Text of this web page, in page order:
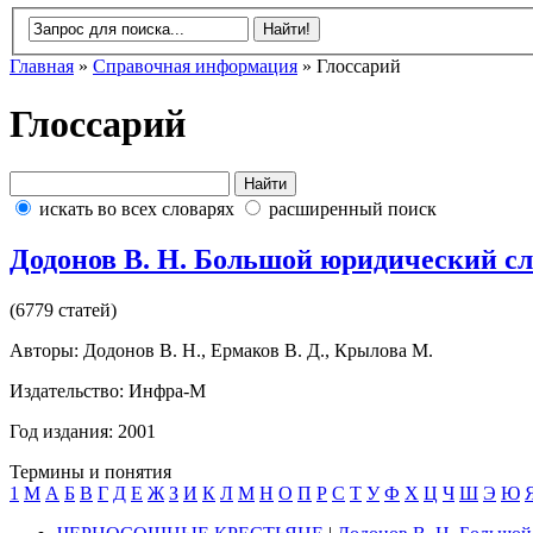
Главная » Справочная информация » Глоссарий
Глоссарий
искать во всех словарях расширенный поиск
Додонов В. Н. Большой юридический
(6779 статей)
Авторы: Додонов В. Н., Ермаков В. Д., Крылова М.
Издательство: Инфра-М
Год издания: 2001
Термины и понятия
1 M А Б В Г Д Е Ж З И К Л М Н О П Р С Т У Ф Х Ц Ч Ш Э Ю